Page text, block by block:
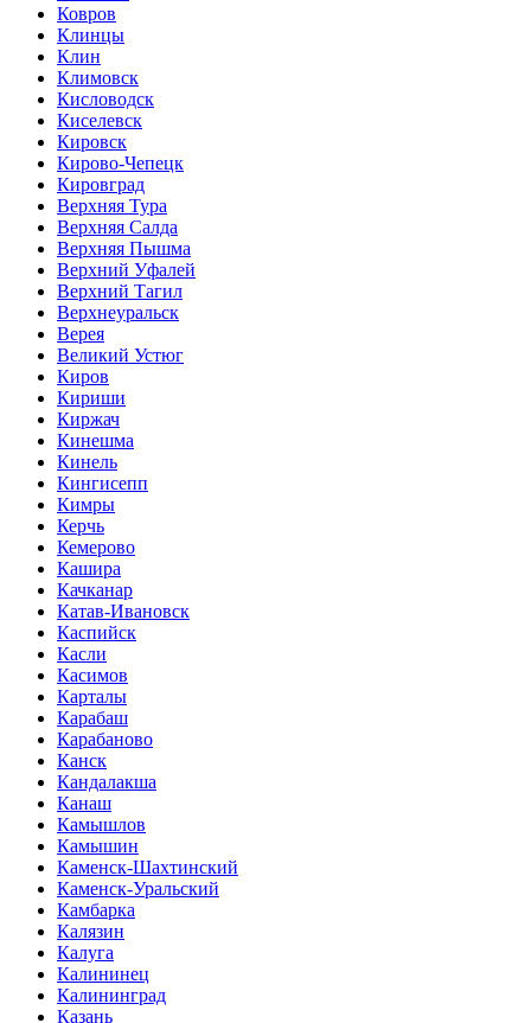
Ковров
Клинцы
Клин
Климовск
Кисловодск
Киселевск
Кировск
Кирово-Чепецк
Кировград
Верхняя Тура
Верхняя Салда
Верхняя Пышма
Верхний Уфалей
Верхний Тагил
Верхнеуральск
Верея
Великий Устюг
Киров
Кириши
Киржач
Кинешма
Кинель
Кингисепп
Кимры
Керчь
Кемерово
Кашира
Качканар
Катав-Ивановск
Каспийск
Касли
Касимов
Карталы
Карабаш
Карабаново
Канск
Кандалакша
Канаш
Камышлов
Камышин
Каменск-Шахтинский
Каменск-Уральский
Камбарка
Калязин
Калуга
Калининец
Калининград
Казань